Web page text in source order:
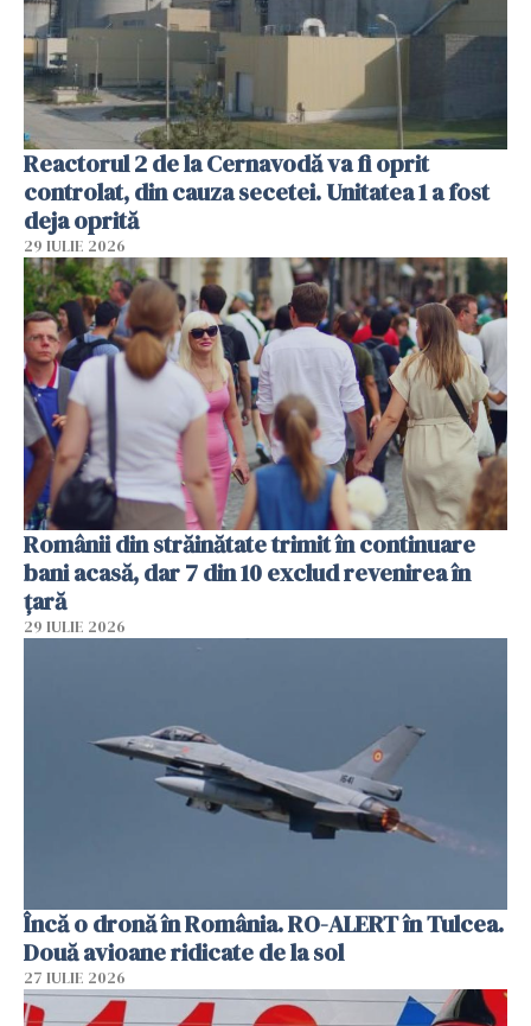
Reactorul 2 de la Cernavodă va fi oprit
controlat, din cauza secetei. Unitatea 1 a fost
deja oprită
29 IULIE 2026
Românii din străinătate trimit în continuare
bani acasă, dar 7 din 10 exclud revenirea în
țară
29 IULIE 2026
Încă o dronă în România. RO-ALERT în Tulcea.
Două avioane ridicate de la sol
27 IULIE 2026